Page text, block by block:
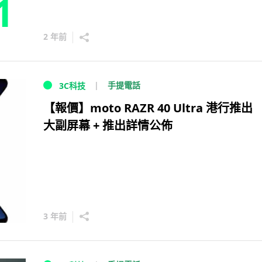
2 年前
3C科技 手提電話
【報價】moto RAZR 40 Ultra 港行推
大副屏幕 + 推出詳情公佈
3 年前